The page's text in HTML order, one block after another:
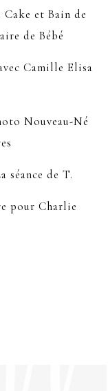
Cake et Bain de
de Bébé
Camille Elisa
Nouveau-Né
séance de T.
pour Charlie